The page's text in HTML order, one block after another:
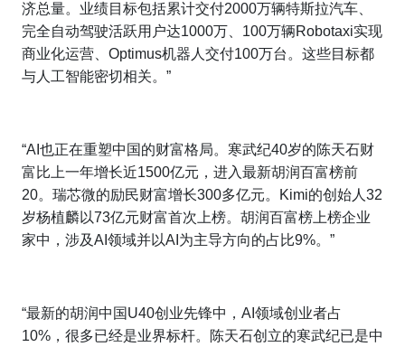
济总量。业绩目标包括累计交付2000万辆特斯拉汽车、
完全自动驾驶活跃用户达1000万、100万辆Robotaxi实现
商业化运营、Optimus机器人交付100万台。这些目标都
与人工智能密切相关。”
“AI也正在重塑中国的财富格局。寒武纪40岁的陈天石财
富比上一年增长近1500亿元，进入最新胡润百富榜前
20。瑞芯微的励民财富增长300多亿元。Kimi的创始人32
岁杨植麟以73亿元财富首次上榜。胡润百富榜上榜企业
家中，涉及AI领域并以AI为主导方向的占比9%。”
“最新的胡润中国U40创业先锋中，AI领域创业者占
10%，很多已经是业界标杆。陈天石创立的寒武纪已是中